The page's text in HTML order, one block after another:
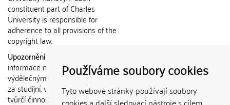
Používáme soubory cookies
Tyto webové stránky používají soubory
constituent part of Charles
University is responsible for
adherence to all provisions of the
copyright law.
Upozornění / Notice:
informace nemohou být použity k
výdělečným účelům nebo vydávány
za studijní, vědeckou nebo jinou
tvůrčí činnost jiné osoby než autora.